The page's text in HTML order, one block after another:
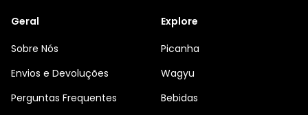
Geral
Sobre Nós
Envios e Devoluções
Perguntas Frequentes
Explore
Picanha
Wagyu
Bebidas